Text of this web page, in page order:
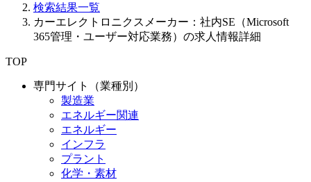
検索結果一覧
カーエレクトロニクスメーカー：社内SE（Microsoft
365管理・ユーザー対応業務）の求人情報詳細
TOP
専門サイト（業種別）
製造業
エネルギー関連
エネルギー
インフラ
プラント
化学・素材